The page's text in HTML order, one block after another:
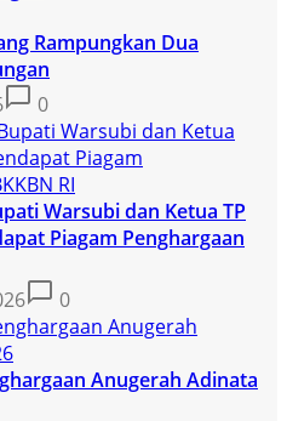
Rampungkan Dua
0
Warsubi dan Ketua TP
Piagam Penghargaan
0
Anugerah Adinata